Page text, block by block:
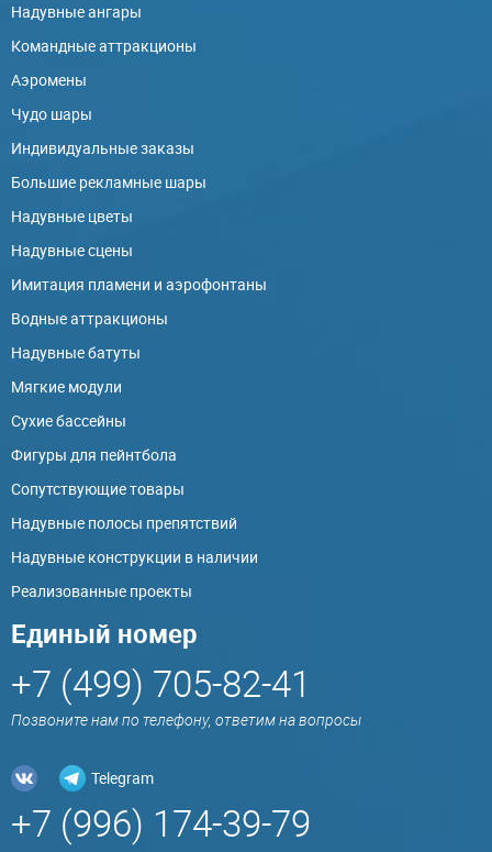
Надувные ангары
Командные аттракционы
Аэромены
Чудо шары
Индивидуальные заказы
Большие рекламные шары
Надувные цветы
Надувные сцены
Имитация пламени и аэрофонтаны
Водные аттракционы
Надувные батуты
Мягкие модули
Сухие бассейны
Фигуры для пейнтбола
Сопутствующие товары
Надувные полосы препятствий
Надувные конструкции в наличии
Реализованные проекты
Единый номер
+7 (499) 705-82-41
Позвоните нам по телефону, ответим на вопросы
Telegram
+7 (996) 174-39-79